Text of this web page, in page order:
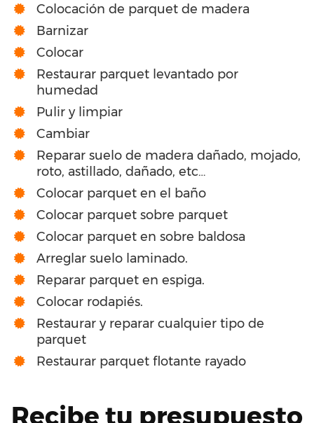
Colocación de parquet de madera
Barnizar
Colocar
Restaurar parquet levantado por
humedad
Pulir y limpiar
Cambiar
Reparar suelo de madera dañado, mojado,
roto, astillado, dañado, etc…
Colocar parquet en el baño
Colocar parquet sobre parquet
Colocar parquet en sobre baldosa
Arreglar suelo laminado.
Reparar parquet en espiga.
Colocar rodapiés.
Restaurar y reparar cualquier tipo de
parquet
Restaurar parquet flotante rayado
Recibe tu presupuesto